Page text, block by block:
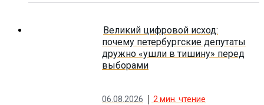
Великий цифровой исход:
почему петербургские депутаты
дружно «ушли в тишину» перед
выборами
06.08.2026 2 мин. чтение